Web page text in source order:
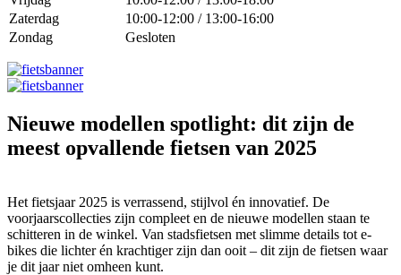
Zaterdag
10:00-12:00 / 13:00-16:00
Zondag
Gesloten
Nieuwe modellen spotlight: dit zijn de
meest opvallende fietsen van 2025
Het fietsjaar 2025 is verrassend, stijlvol én innovatief. De
voorjaarscollecties zijn compleet en de nieuwe modellen staan te
schitteren in de winkel. Van stadsfietsen met slimme details tot e-
bikes die lichter én krachtiger zijn dan ooit – dit zijn de fietsen waar
je dit jaar niet omheen kunt.